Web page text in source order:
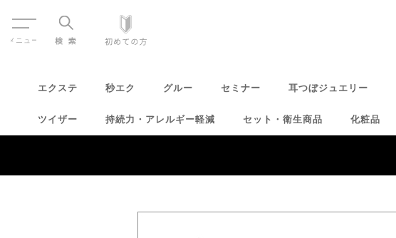
エクステ 秒エク グルー セミナー 耳つぼジュエリー
ツイザー 持続力・アレルギー軽減 セット・衛生商品 化粧品
Menu